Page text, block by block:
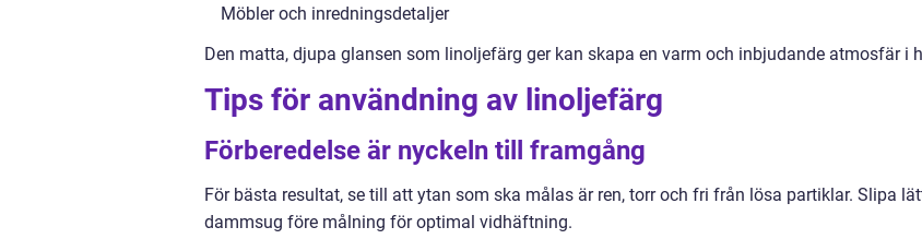
Möbler och inredningsdetaljer
Den matta, djupa glansen som linoljefärg ger kan skapa en varm och inbjudande atmosfär i
Tips för användning av linoljefärg
Förberedelse är nyckeln till framgång
För bästa resultat, se till att ytan som ska målas är ren, torr och fri från lösa partiklar. Slipa
dammsug före målning för optimal vidhäftning.